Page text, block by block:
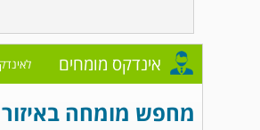
אינדקס מומחים
מחפש מומחה באיזור